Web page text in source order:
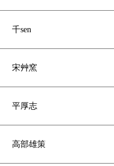
千sen
宋艸窯
平厚志
高部雄策